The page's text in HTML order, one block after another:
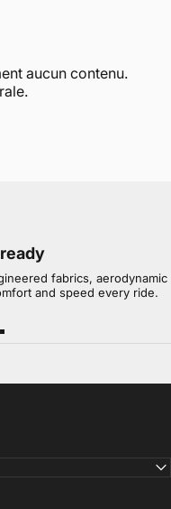
aucun contenu.
fabrics, aerodynamic
and speed every ride.